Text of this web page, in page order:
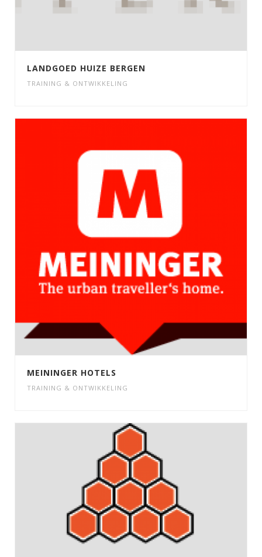
LANDGOED HUIZE BERGEN
TRAINING & ONTWIKKELING
MEININGER HOTELS
TRAINING & ONTWIKKELING